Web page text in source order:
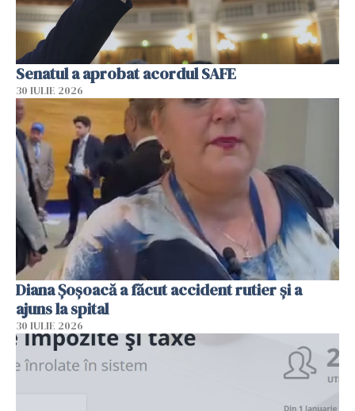
Senatul a aprobat acordul SAFE
30 IULIE 2026
Diana Șoșoacă a făcut accident rutier și a
ajuns la spital
30 IULIE 2026